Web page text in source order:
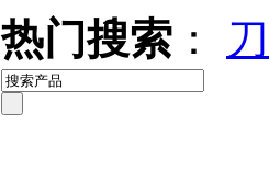
热门搜索 ：